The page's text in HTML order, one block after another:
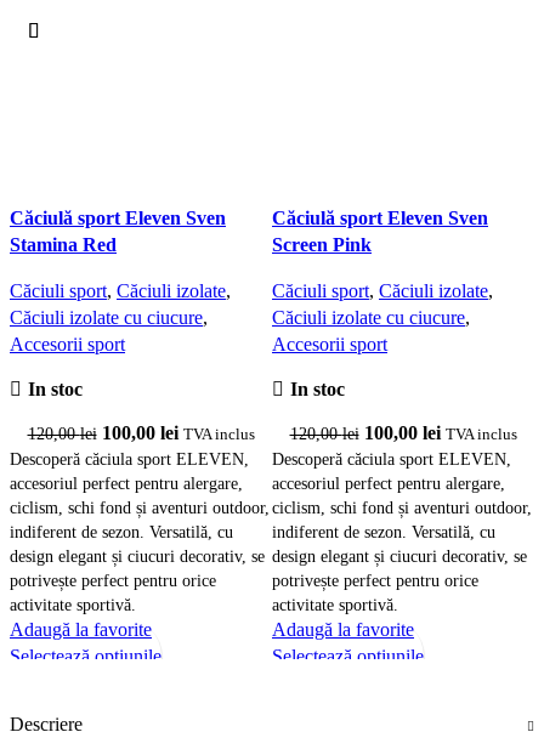
Căciulă sport Eleven Sven
Stamina Red
Căciuli sport, Căciuli izolate,
Căciuli izolate cu ciucure,
Accesorii sport
In stoc
120,00lei Prețul
inițial
a
fost:
120,00 lei.
100,00 leiPrețul
curent
este:
100,00 lei.
TVA inclus
Descoperă căciula sport ELEVEN,
accesoriul perfect pentru alergare,
ciclism, schi fond și aventuri outdoor,
indiferent de sezon. Versatilă, cu
design elegant și ciucuri decorativ, se
potrivește perfect pentru orice
activitate sportivă.
Adaugă la favorite
Selectează opțiunileAcest
Căciulă sport Eleven Sven
Screen Pink
Căciuli sport, Căciuli izolate,
Căciuli izolate cu ciucure,
Accesorii sport
In stoc
120,00lei Prețul
inițial
a
fost:
120,00 lei.
100,00 leiPrețul
curent
este:
100,00 lei.
TVA inclus
Descoperă căciula sport ELEVEN,
accesoriul perfect pentru alergare,
ciclism, schi fond și aventuri outdoor,
indiferent de sezon. Versatilă, cu
design elegant și ciucuri decorativ, se
potrivește perfect pentru orice
activitate sportivă.
Adaugă la favorite
Selectează opțiunileAcest
Descriere